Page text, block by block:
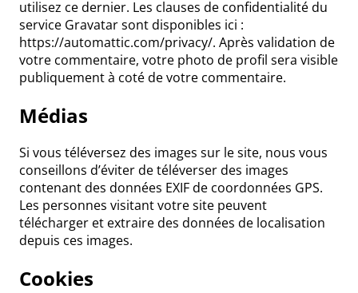
utilisez ce dernier. Les clauses de confidentialité du
service Gravatar sont disponibles ici :
https://automattic.com/privacy/. Après validation de
votre commentaire, votre photo de profil sera visible
publiquement à coté de votre commentaire.
Médias
Si vous téléversez des images sur le site, nous vous
conseillons d’éviter de téléverser des images
contenant des données EXIF de coordonnées GPS.
Les personnes visitant votre site peuvent
télécharger et extraire des données de localisation
depuis ces images.
Cookies